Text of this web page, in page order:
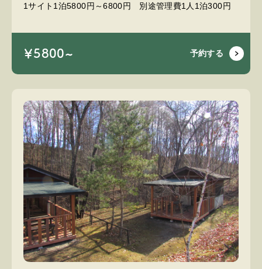
1サイト1泊5800円～6800円 別途管理費1人1泊300円
￥5800~ 予約する